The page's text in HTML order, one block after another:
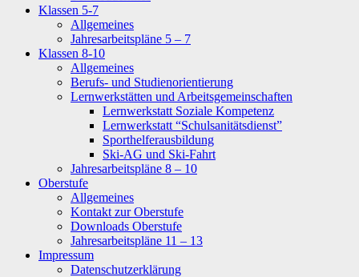
Klassen 5-7
Allgemeines
Jahresarbeitspläne 5 – 7
Klassen 8-10
Allgemeines
Berufs- und Studienorientierung
Lernwerkstätten und Arbeitsgemeinschaften
Lernwerkstatt Soziale Kompetenz
Lernwerkstatt “Schulsanitätsdienst”
Sporthelferausbildung
Ski-AG und Ski-Fahrt
Jahresarbeitspläne 8 – 10
Oberstufe
Allgemeines
Kontakt zur Oberstufe
Downloads Oberstufe
Jahresarbeitspläne 11 – 13
Impressum
Datenschutzerklärung